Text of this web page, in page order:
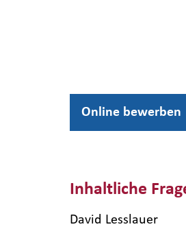
Inhaltliche
David Lesslauer
Online bewerben